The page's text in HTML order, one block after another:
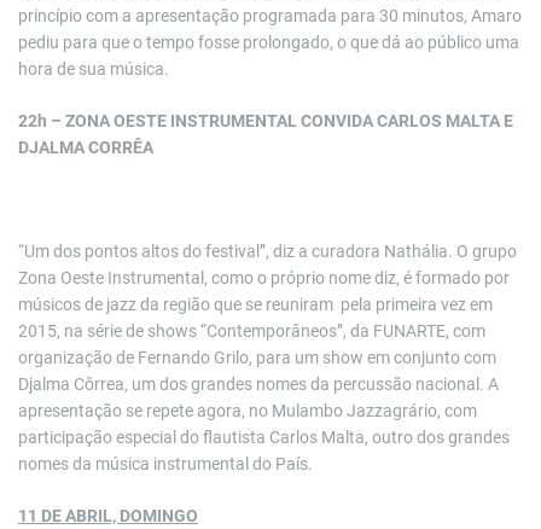
princípio com a apresentação programada para 30 minutos, Amaro
pediu para que o tempo fosse prolongado, o que dá ao público uma
hora de sua música.
22h – ZONA OESTE INSTRUMENTAL CONVIDA CARLOS MALTA E
DJALMA CORRÊA
“Um dos pontos altos do festival”, diz a curadora Nathália. O grupo
Zona Oeste Instrumental, como o próprio nome diz, é formado por
músicos de jazz da região que se reuniram pela primeira vez em
2015, na série de shows “Contemporâneos”, da FUNARTE, com
organização de Fernando Grilo, para um show em conjunto com
Djalma Côrrea, um dos grandes nomes da percussão nacional. A
apresentação se repete agora, no Mulambo Jazzagrário, com
participação especial do flautista Carlos Malta, outro dos grandes
nomes da música instrumental do País.
11 DE ABRIL, DOMINGO